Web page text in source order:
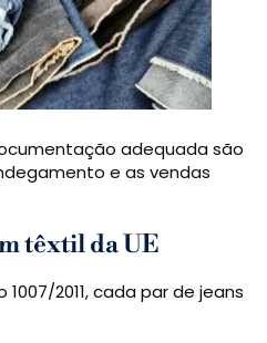
adequada são
e as vendas
têxtil da UE
2011, cada par de jeans